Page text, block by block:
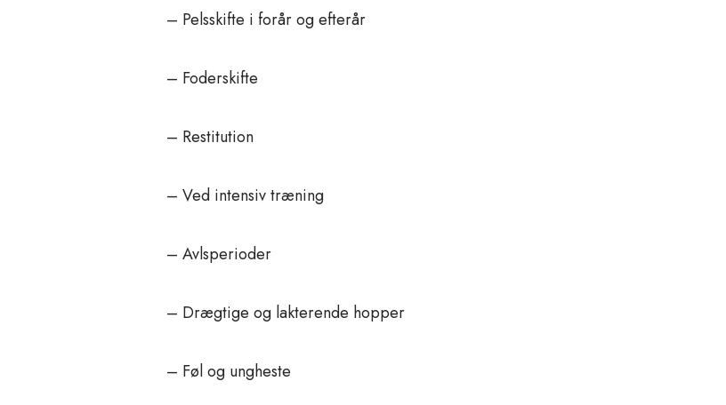
– Pelsskifte i forår og efterår
– Foderskifte
– Restitution
– Ved intensiv træning
– Avlsperioder
– Drægtige og lakterende hopper
– Føl og ungheste